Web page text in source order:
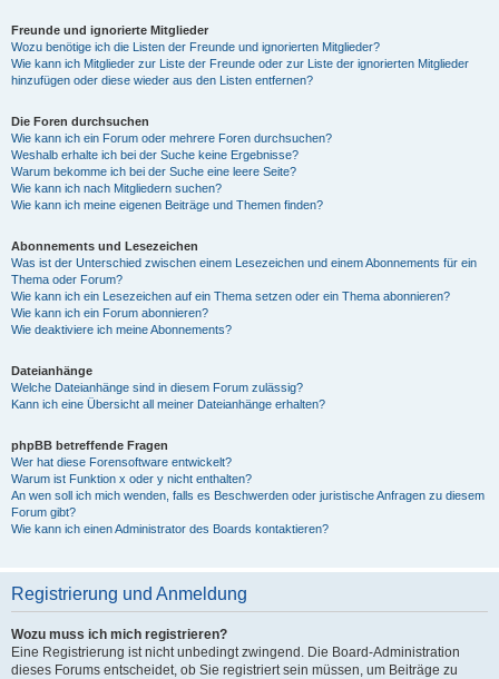
Freunde und ignorierte Mitglieder
Wozu benötige ich die Listen der Freunde und ignorierten Mitglieder?
Wie kann ich Mitglieder zur Liste der Freunde oder zur Liste der ignorierten Mitglieder
hinzufügen oder diese wieder aus den Listen entfernen?
Die Foren durchsuchen
Wie kann ich ein Forum oder mehrere Foren durchsuchen?
Weshalb erhalte ich bei der Suche keine Ergebnisse?
Warum bekomme ich bei der Suche eine leere Seite?
Wie kann ich nach Mitgliedern suchen?
Wie kann ich meine eigenen Beiträge und Themen finden?
Abonnements und Lesezeichen
Was ist der Unterschied zwischen einem Lesezeichen und einem Abonnements für ein
Thema oder Forum?
Wie kann ich ein Lesezeichen auf ein Thema setzen oder ein Thema abonnieren?
Wie kann ich ein Forum abonnieren?
Wie deaktiviere ich meine Abonnements?
Dateianhänge
Welche Dateianhänge sind in diesem Forum zulässig?
Kann ich eine Übersicht all meiner Dateianhänge erhalten?
phpBB betreffende Fragen
Wer hat diese Forensoftware entwickelt?
Warum ist Funktion x oder y nicht enthalten?
An wen soll ich mich wenden, falls es Beschwerden oder juristische Anfragen zu diesem
Forum gibt?
Wie kann ich einen Administrator des Boards kontaktieren?
Registrierung und Anmeldung
Wozu muss ich mich registrieren?
Eine Registrierung ist nicht unbedingt zwingend. Die Board-Administration
dieses Forums entscheidet, ob Sie registriert sein müssen, um Beiträge zu